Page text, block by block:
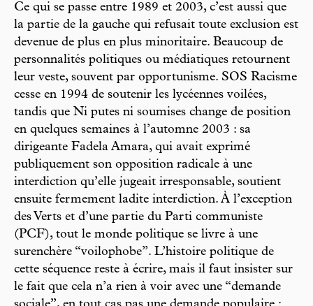
Ce qui se passe entre 1989 et 2003, c’est aussi que
la partie de la gauche qui refusait toute exclusion est
devenue de plus en plus minoritaire. Beaucoup de
personnalités politiques ou médiatiques retournent
leur veste, souvent par opportunisme. SOS Racisme
cesse en 1994 de soutenir les lycéennes voilées,
tandis que Ni putes ni soumises change de position
en quelques semaines à l’automne 2003 : sa
dirigeante Fadela Amara, qui avait exprimé
publiquement son opposition radicale à une
interdiction qu’elle jugeait irresponsable, soutient
ensuite fermement ladite interdiction. À l’exception
des Verts et d’une partie du Parti communiste
(PCF), tout le monde politique se livre à une
surenchère “voilophobe”. L’histoire politique de
cette séquence reste à écrire, mais il faut insister sur
le fait que cela n’a rien à voir avec une “demande